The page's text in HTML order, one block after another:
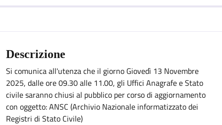
Descrizione
Si comunica all'utenza che il giorno Giovedì 13 Novembre
2025, dalle ore 09.30 alle 11.00, gli Uffici Anagrafe e Stato
civile saranno chiusi al pubblico per corso di aggiornamento
con oggetto: ANSC (Archivio Nazionale informatizzato dei
Registri di Stato Civile)